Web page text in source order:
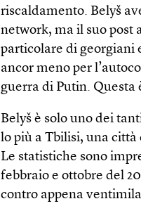
riscaldamento. Belyš
network, ma il suo post
particolare di georgiani
ancor meno per
guerra di Putin. Questa
Belyš è solo uno dei
lo più a Tbilisi, una città
Le statistiche sono
febbraio e ottobre del
contro appena